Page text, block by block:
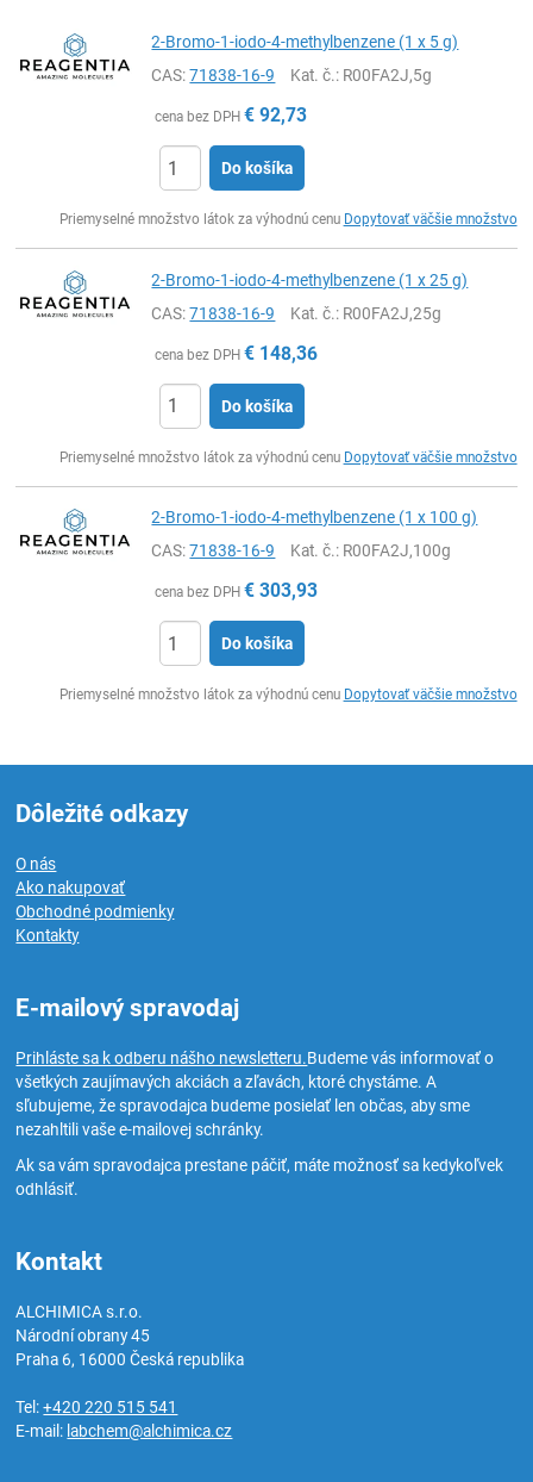
2-Bromo-1-iodo-4-methylbenzene (1 x 5 g)
CAS:71838-16-9 Kat. č.: R00FA2J,5g
cena bez DPH € 92,73
Do košíka
Priemyselné množstvo látok za výhodnú cenu Dopytovať väčšie množstvo
2-Bromo-1-iodo-4-methylbenzene (1 x 25 g)
CAS:71838-16-9 Kat. č.: R00FA2J,25g
cena bez DPH € 148,36
Do košíka
Priemyselné množstvo látok za výhodnú cenu Dopytovať väčšie množstvo
2-Bromo-1-iodo-4-methylbenzene (1 x 100 g)
CAS:71838-16-9 Kat. č.: R00FA2J,100g
cena bez DPH € 303,93
Do košíka
Priemyselné množstvo látok za výhodnú cenu Dopytovať väčšie množstvo
Dôležité odkazy
O nás
Ako nakupovať
Obchodné podmienky
Kontakty
E-mailový spravodaj
Prihláste sa k odberu nášho newsletteru.Budeme vás informovať o
všetkých zaujímavých akciách a zľavách, ktoré chystáme. A
sľubujeme, že spravodajca budeme posielať len občas, aby sme
nezahltili vaše e-mailovej schránky.
Ak sa vám spravodajca prestane páčiť, máte možnosť sa kedykoľvek
odhlásiť.
Kontakt
ALCHIMICA s.r.o.
Národní obrany 45
Praha 6, 16000Česká republika
Tel:+420 220 515 541
E-mail: labchem@alchimica.cz